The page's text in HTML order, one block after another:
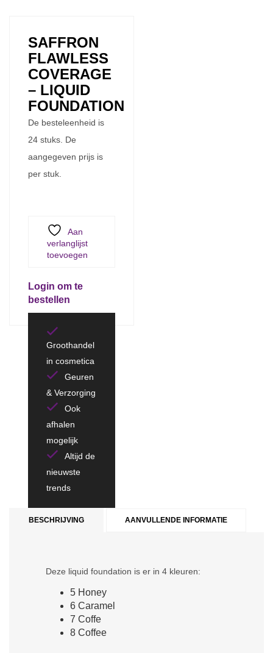
SAFFRON
FLAWLESS
COVERAGE
– LIQUID
FOUNDATION
De besteleenheid is
24 stuks. De
aangegeven prijs is
per stuk.
Aan
verlanglijst
toevoegen
Login om te
bestellen
Groothandel
in cosmetica
Geuren
& Verzorging
Ook
afhalen
mogelijk
Altijd de
nieuwste
trends
BESCHRIJVING AANVULLENDE INFORMATIE
Deze liquid foundation is er in 4 kleuren:
5 Honey
6 Caramel
7 Coffe
8 Coffee